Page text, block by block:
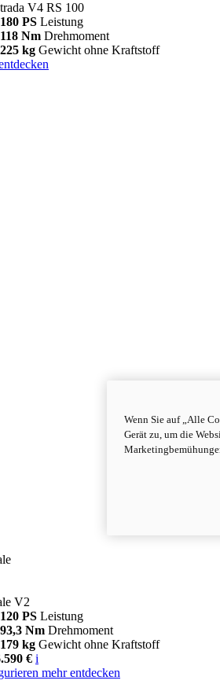
V4 RS 100
180 PS Leistung
118 Nm Drehmoment
225 kg Gewicht ohne Kraftstoff
V2
120 PS Leistung
93,3 Nm Drehmoment
179 kg Gewicht ohne Kraftstoff
€ i
mehr entdecken
Wenn Sie auf „Alle
Gerät zu, um die